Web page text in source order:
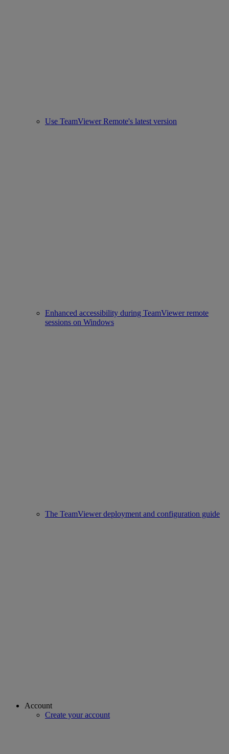
Use TeamViewer Remote's latest version
Enhanced accessibility during TeamViewer remote
sessions on Windows
The TeamViewer deployment and configuration guide
Account
Create your account